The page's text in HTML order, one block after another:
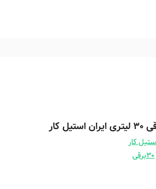
کار
کار
30برقی